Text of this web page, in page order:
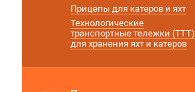
Прицепы для катеров и яхт
Технологические
транспортные тележки (ТТТ)
для хранения яхт и катеров